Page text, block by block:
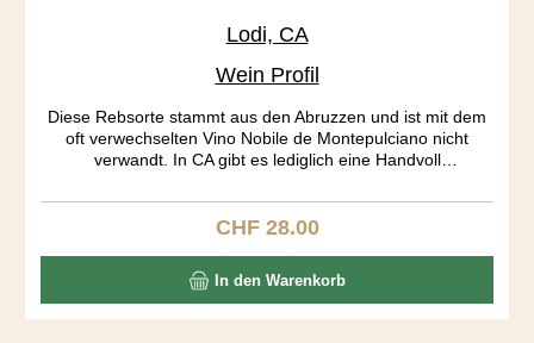
Lodi, CA
Wein Profil
Diese Rebsorte stammt aus den Abruzzen und ist mit dem
oft verwechselten Vino Nobile de Montepulciano nicht
verwandt. In CA gibt es lediglich eine Handvoll
soviel Farbe und Tannine ab, dass bereits nach 7 Tagen
gepresst wird. Der Wein ist wunderbar ausgewogen, dies
Säuren halten sich in Schach. Kaffee, Cola, Toast, Pflaumen
bilden ein spannendes Aromenrad, das sich im Abgang
ständig dreht.
Regulärer Preis:
CHF 28.00
In den Warenkorb